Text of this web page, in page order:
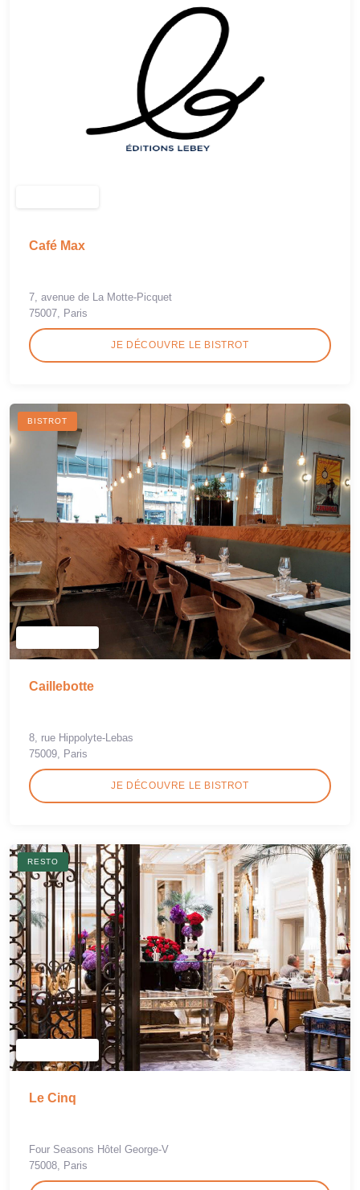
Café Max
7, avenue de La Motte-Picquet
75007, Paris
JE DÉCOUVRE LE BISTROT
BISTROT
Caillebotte
8, rue Hippolyte-Lebas
75009, Paris
JE DÉCOUVRE LE BISTROT
RESTO
Le Cinq
Four Seasons Hôtel George-V
75008, Paris